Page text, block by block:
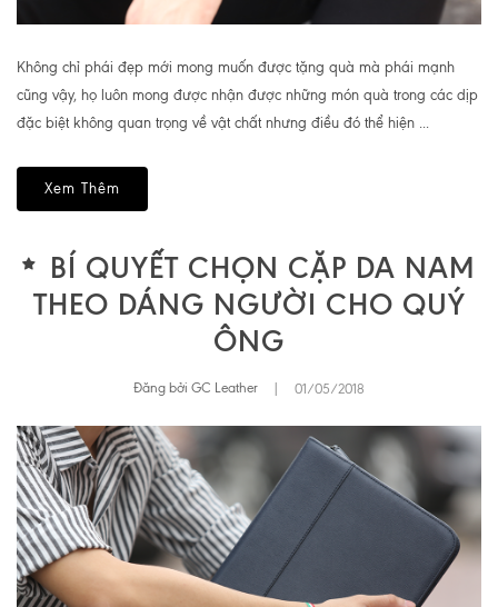
Không chỉ phái đẹp mới mong muốn được tặng quà mà phái mạnh
cũng vậy, họ luôn mong được nhận được những món quà trong các dịp
đặc biệt không quan trọng về vật chất nhưng điều đó thể hiện ...
Xem Thêm
BÍ QUYẾT CHỌN CẶP DA NAM
THEO DÁNG NGƯỜI CHO QUÝ
ÔNG
Đăng bởi GC Leather 01/05/2018